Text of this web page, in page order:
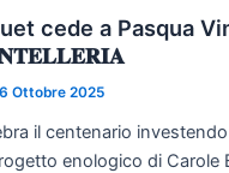
cede a Pasqua
6 Ottobre 2025
il centenario
enologico di Carole